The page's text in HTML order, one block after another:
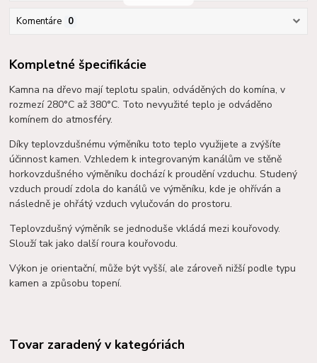
Komentáre 0
Kompletné špecifikácie
Kamna na dřevo mají teplotu spalin, odváděných do komína, v
rozmezí 280°C až 380°C. Toto nevyužité teplo je odváděno
komínem do atmosféry.
Díky teplovzdušnému výměníku toto teplo využijete a zvýšíte
účinnost kamen. Vzhledem k integrovaným kanálům ve stěně
horkovzdušného výměníku dochází k proudění vzduchu. Studený
vzduch proudí zdola do kanálů ve výměníku, kde je ohříván a
následně je ohřátý vzduch vylučován do prostoru.
Teplovzdušný výměník se jednoduše vkládá mezi kouřovody.
Slouží tak jako další roura kouřovodu.
Výkon je orientační, může být vyšší, ale zároveň nižší podle typu
kamen a způsobu topení.
Tovar zaradený v kategóriách